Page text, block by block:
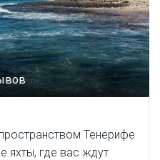
Тенерифе
яхты, где вас ждут